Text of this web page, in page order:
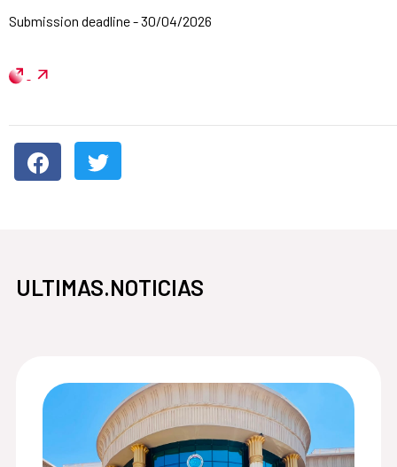
Submission deadline - 30/04/2026
ULTIMAS.NOTICIAS